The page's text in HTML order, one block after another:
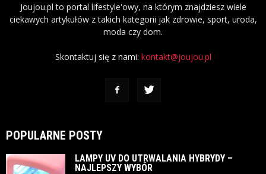
Joujou.pl to portal lifestyle'owy, na którym znajdziesz wiele
ciekawych artykułów z takich kategorii jak zdrowie, sport, uroda,
moda czy dom.
Skontaktuj się z nami: kontakt@joujou.pl
POPULARNE POSTY
LAMPY UV DO UTRWALANIA HYBRYDY –
NAJLEPSZY WYBÓR